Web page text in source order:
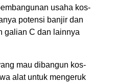
usaha kos-
potensi banjir dan
galian C dan lainnya
mau dibangun kos-
alat untuk mengeruk